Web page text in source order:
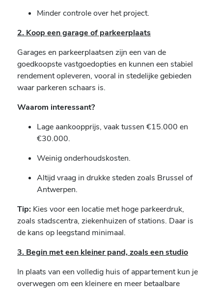
Minder controle over het project.
2. Koop een garage of parkeerplaats
Garages en parkeerplaatsen zijn een van de
goedkoopste vastgoedopties en kunnen een stabiel
rendement opleveren, vooral in stedelijke gebieden
waar parkeren schaars is.
Waarom interessant?
Lage aankoopprijs, vaak tussen €15.000 en
€30.000.
Weinig onderhoudskosten.
Altijd vraag in drukke steden zoals Brussel of
Antwerpen.
Tip: Kies voor een locatie met hoge parkeerdruk,
zoals stadscentra, ziekenhuizen of stations. Daar is
de kans op leegstand minimaal.
3. Begin met een kleiner pand, zoals een studio
In plaats van een volledig huis of appartement kun je
overwegen om een kleinere en meer betaalbare